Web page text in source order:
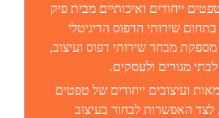
ייחודים ואיכותיים מבית פיק
שירותי הדפוס הדיגיטלי
מבחר שירותי דפוס ועיצוב,
מגורים ולעסקים.
ועיצובים ייחודים של טפטים
לצד האפשרות לבחור בעיצוב